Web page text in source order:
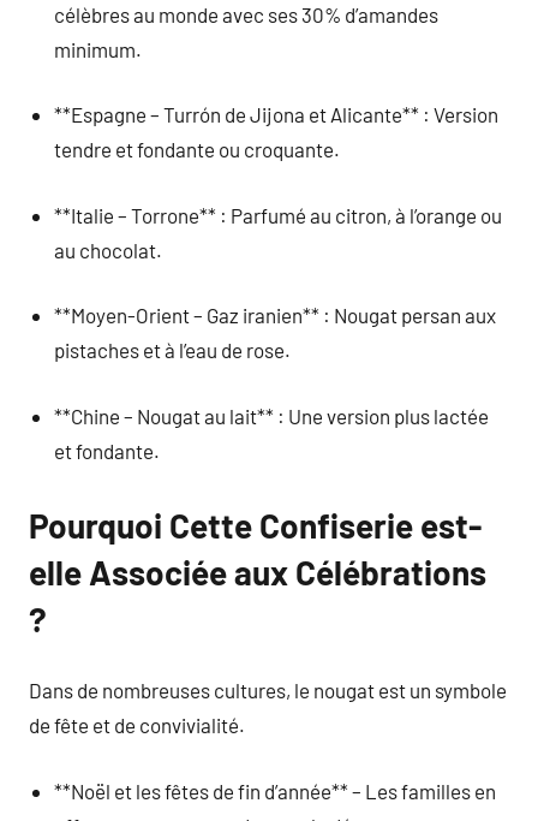
célèbres au monde avec ses 30% d’amandes
minimum.
**Espagne – Turrón de Jijona et Alicante** : Version
tendre et fondante ou croquante.
**Italie – Torrone** : Parfumé au citron, à l’orange ou
au chocolat.
**Moyen-Orient – Gaz iranien** : Nougat persan aux
pistaches et à l’eau de rose.
**Chine – Nougat au lait** : Une version plus lactée
et fondante.
Pourquoi Cette Confiserie est-
elle Associée aux Célébrations
?
Dans de nombreuses cultures, le nougat est un symbole
de fête et de convivialité.
**Noël et les fêtes de fin d’année** – Les familles en